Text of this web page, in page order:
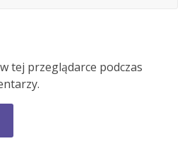
tej przeglądarce podczas